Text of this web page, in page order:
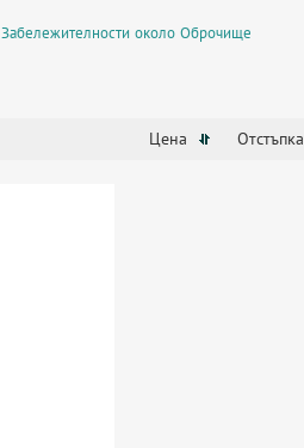
Забележителности около Оброчище
Цена Отстъпка